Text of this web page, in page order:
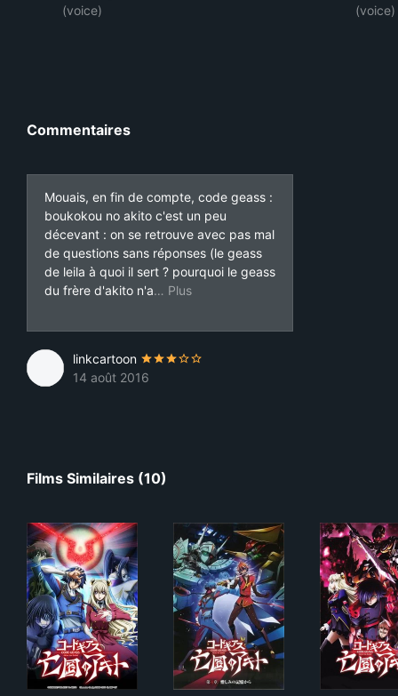
(voice)
(voice)
Commentaires
Mouais, en fin de compte, code geass :
boukokou no akito c'est un peu
décevant : on se retrouve avec pas mal
de questions sans réponses (le geass
de leila à quoi il sert ? pourquoi le geass
du frère d'akito n'a
pas marché ? etc.) et surtout avec
linkcartoon
14 août 2016
Films Similaires (10)